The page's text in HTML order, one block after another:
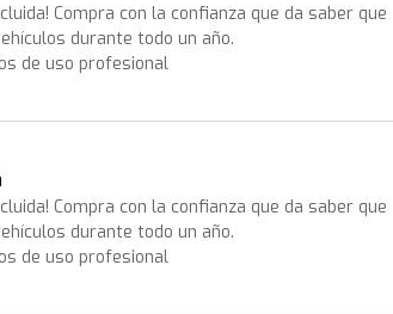
Compra con la confianza que da saber que
durante todo un año.
de uso profesional
Compra con la confianza que da saber que
durante todo un año.
de uso profesional